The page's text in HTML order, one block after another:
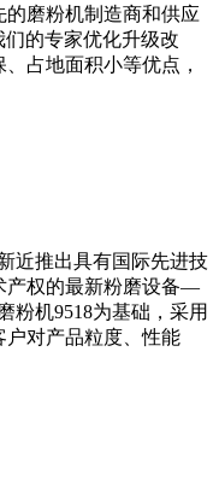
磨粉机制造商和供应
的专家优化升级改
占地面积小等优点，
近推出具有国际先进技
产权的最新粉磨设备—
粉机9518为基础，采用
户对产品粒度、性能